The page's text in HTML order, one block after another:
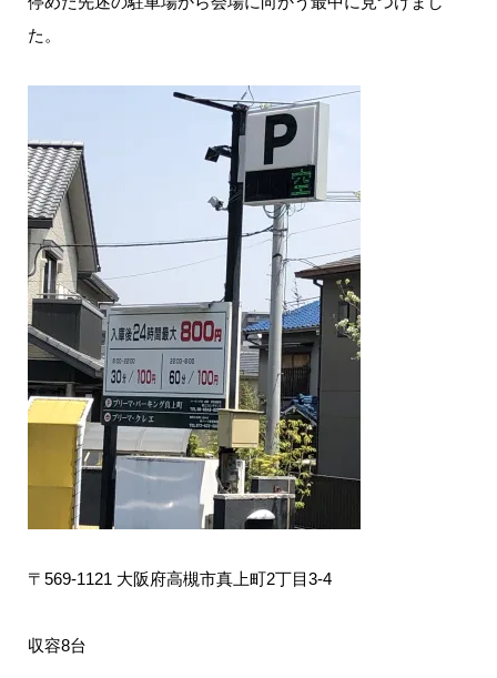
た。
〒569-1121 大阪府高槻市真上町2丁目3-4
収容8台